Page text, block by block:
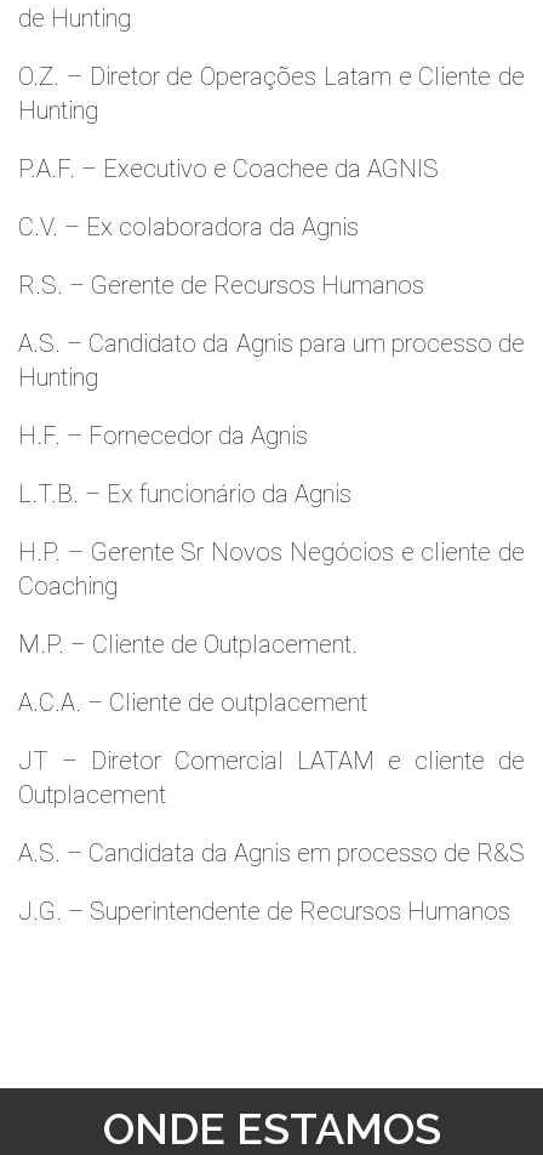
de Hunting
O.Z. – Diretor de Operações Latam e Cliente de
Hunting
P.A.F. – Executivo e Coachee da AGNIS
C.V. – Ex colaboradora da Agnis
R.S. – Gerente de Recursos Humanos
A.S. – Candidato da Agnis para um processo de
Hunting
H.F. – Fornecedor da Agnis
L.T.B. – Ex funcionário da Agnis
H.P. – Gerente Sr Novos Negócios e cliente de
Coaching
M.P. – Cliente de Outplacement.
A.C.A. – Cliente de outplacement
JT – Diretor Comercial LATAM e cliente de
Outplacement
A.S. – Candidata da Agnis em processo de R&S
J.G. – Superintendente de Recursos Humanos
ONDE ESTAMOS